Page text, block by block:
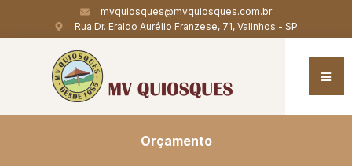
mvquiosques@mvquiosques.com.br
Rua Dr. Eraldo Aurélio Franzese, 71, Valinhos - SP
Orçamento